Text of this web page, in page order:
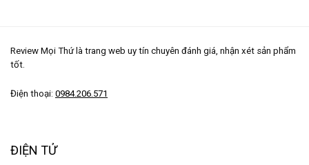
Review Mọi Thứ là trang web uy tín chuyên đánh giá, nhận xét sản phẩm
tốt.
Điện thoại: 0984.206.571
ĐIỆN TỬ